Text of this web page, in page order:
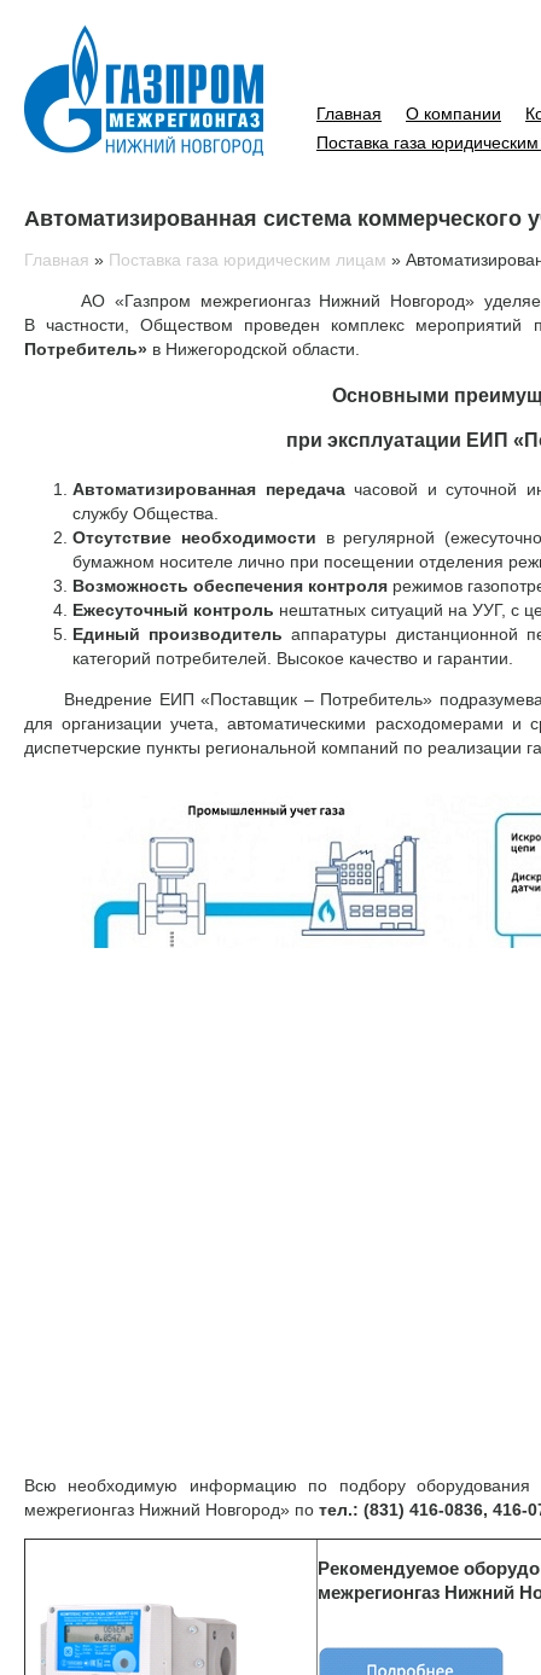
Главная О компании
Поставка газа
Автоматизированная система коммерческого
Главная » Поставка газа юридическим лицам »
АО «Газпром межрегионгаз Нижний Новгород» уделяет
В частности, Обществом проведен комплекс
Потребитель» в Нижегородской области.
Основными
при эксплуатации ЕИП
Автоматизированная передачачасовой и суточной
службу Общества.
Отсутствие необходимости в регулярной
бумажном носителе лично при посещении отделения
Возможность обеспечения контроля режимов
Ежесуточный контроль нештатных ситуаций на УУГ, с
Единый производитель аппаратуры дистанционной
категорий потребителей. Высокое качество и гарантии.
Внедрение ЕИП «Поставщик – Потребитель»
для организации учета, автоматическими расходомерами
диспетчерские пункты региональной компаний по
Всю необходимую информацию по подбору
межрегионгаз Нижний Новгород» по тел.: (831) 416-0836, 416-
Рекомендуемое
межрегионгаз Нижний